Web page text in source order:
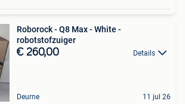
Roborock - Q8 Max - White -
robotstofzuiger
€ 260,00 Details
Deurne 11 jul 26